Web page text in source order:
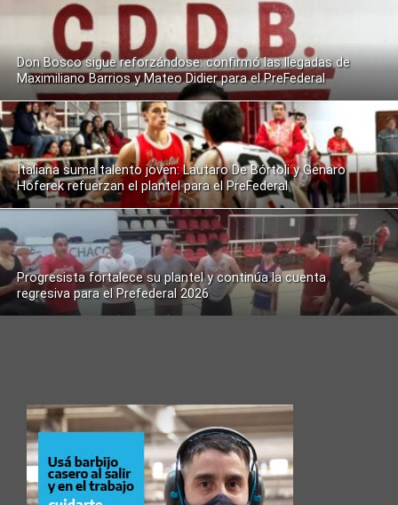
Don Bosco sigue reforzándose: confirmó las llegadas de
Maximiliano Barrios y Mateo Didier para el PreFederal
Italiana suma talento joven: Lautaro De Bórtoli y Genaro
Hoferek refuerzan el plantel para el PreFederal
Progresista fortalece su plantel y continúa la cuenta
regresiva para el Prefederal 2026